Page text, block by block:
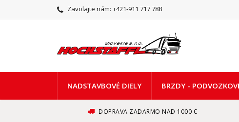
Zavolajte nám: +421-911 717 788
NADSTAVBOVÉ DIELY BRZDY -
DOPRAVA ZADARMO NAD 1000 €